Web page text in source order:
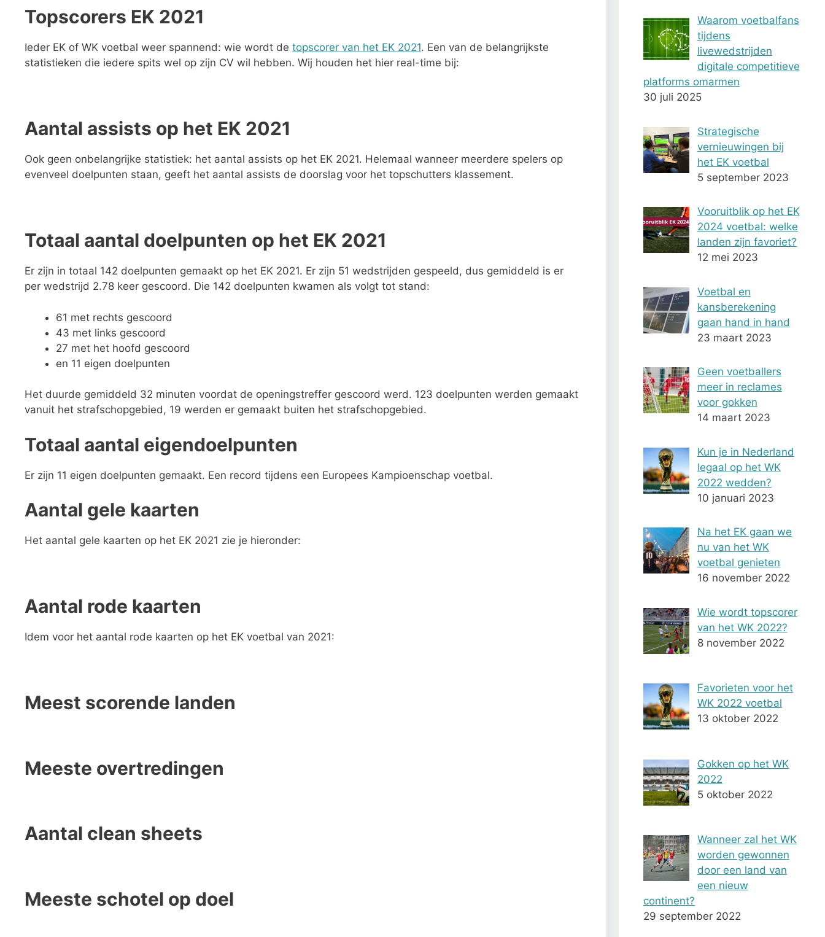
Topscorers EK 2021
Ieder EK of WK voetbal weer spannend: wie wordt de topscorer van het EK 2021. Een van de belangrijkste
statistieken die iedere spits wel op zijn CV wil hebben. Wij houden het hier real-time bij:
Aantal assists op het EK 2021
Ook geen onbelangrijke statistiek: het aantal assists op het EK 2021. Helemaal wanneer meerdere spelers op
evenveel doelpunten staan, geeft het aantal assists de doorslag voor het topschutters klassement.
Totaal aantal doelpunten op het EK 2021
Er zijn in totaal 142 doelpunten gemaakt op het EK 2021. Er zijn 51 wedstrijden gespeeld, dus gemiddeld is er
per wedstrijd 2.78 keer gescoord. Die 142 doelpunten kwamen als volgt tot stand:
61 met rechts gescoord
43 met links gescoord
27 met het hoofd gescoord
en 11 eigen doelpunten
Het duurde gemiddeld 32 minuten voordat de openingstreffer gescoord werd. 123 doelpunten werden gemaakt
vanuit het strafschopgebied, 19 werden er gemaakt buiten het strafschopgebied.
Totaal aantal eigendoelpunten
Er zijn 11 eigen doelpunten gemaakt. Een record tijdens een Europees Kampioenschap voetbal.
Aantal gele kaarten
Het aantal gele kaarten op het EK 2021 zie je hieronder:
Aantal rode kaarten
Idem voor het aantal rode kaarten op het EK voetbal van 2021:
Meest scorende landen
Meeste overtredingen
Aantal clean sheets
Meeste schotel op doel
Waarom voetbalfans
tijdens
livewedstrijden
digitale competitieve
platforms omarmen
30 juli 2025
Strategische
vernieuwingen bij
het EK voetbal
5 september 2023
Vooruitblik op het EK
2024 voetbal: welke
landen zijn favoriet?
12 mei 2023
Voetbal en
kansberekening
gaan hand in hand
23 maart 2023
Geen voetballers
meer in reclames
voor gokken
14 maart 2023
Kun je in Nederland
legaal op het WK
2022 wedden?
10 januari 2023
Na het EK gaan we
nu van het WK
voetbal genieten
16 november 2022
Wie wordt topscorer
van het WK 2022?
8 november 2022
Favorieten voor het
WK 2022 voetbal
13 oktober 2022
Gokken op het WK
2022
5 oktober 2022
Wanneer zal het WK
worden gewonnen
door een land van
een nieuw
continent?
29 september 2022